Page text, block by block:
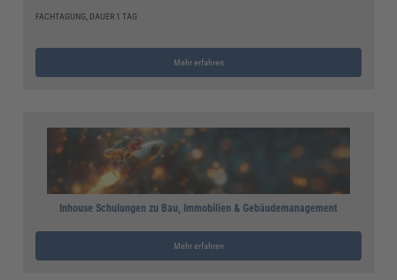
FACHTAGUNG, DAUER 1 TAG
Mehr erfahren
Inhouse Schulungen zu Bau, Immobilien & Gebäudemanagement
Mehr erfahren